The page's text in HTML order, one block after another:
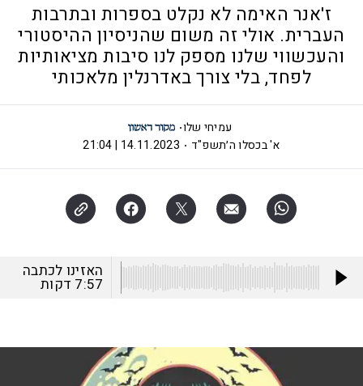
ז'אנר האימה לא נקלט בספרות ובתרבות
העברית. אולי זה משום שהניסיון ההיסטורי
והעכשווי שלנו מספק לנו סיבות מציאותיות
לפחד, בלי צורך באדרנלין מלאכותי
עמיחי שלו
א' בכסלו ה׳תשפ"ד
14.11.2023 | 21:04
האזינו לכתבה
7:57 דקות